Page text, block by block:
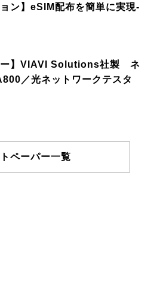
ン】eSIM配布を簡単に実現-
ー】VIAVI Solutions社製 ネ
／光ネットワークテスタ
ペーパー一覧